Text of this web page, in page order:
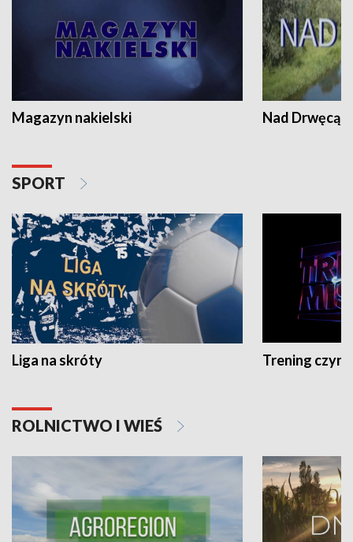
Magazyn nakielski Nad Drwęcą
SPORT
Liga na skróty Trening czyni
ROLNICTWO I WIEŚ